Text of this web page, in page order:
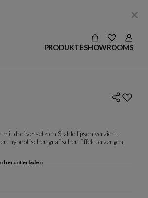
Auswahlen
Login
PRODUKTESHOWROOMS
mit drei versetzten Stahlellipsen verziert,
hypnotischen grafischen Effekt erzeugen,
herunterladen